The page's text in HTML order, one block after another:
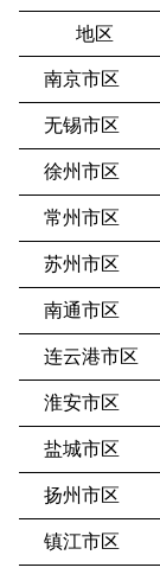
地区
南京市区
无锡市区
徐州市区
常州市区
苏州市区
南通市区
连云港市区
淮安市区
盐城市区
扬州市区
镇江市区